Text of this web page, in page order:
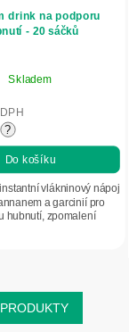
drink na podporu
- 20 sáčků
Skladem
?
Do košíku
vlákninový nápoj
a garcinií pro
hubnutí, zpomalení